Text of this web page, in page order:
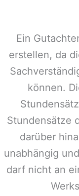
Ein
erstellen, da
können.
Stundensätze
darüber
unabhängig
darf nicht an